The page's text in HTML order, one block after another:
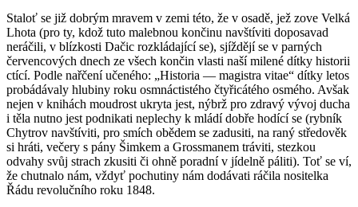
Staloť se již dobrým mravem v zemi této, že v osadě, jež zove Velká
Lhota (pro ty, kdož tuto malebnou končinu navštíviti doposavad
neráčili, v blízkosti Dačic rozkládající se), sjíždějí se v parných
červencových dnech ze všech končin vlasti naší milené dítky historii
ctící. Podle nařčení učeného: „Historia — magistra vitae“ dítky letos
probádávaly hlubiny roku osmnáctistého čtyřicátého osmého. Avšak
nejen v knihách moudrost ukryta jest, nýbrž pro zdravý vývoj ducha
i těla nutno jest podnikati neplechy k mládí dobře hodící se (rybník
Chytrov navštíviti, pro smích obědem se zadusiti, na raný středověk
si hráti, večery s pány Šimkem a Grossmanem tráviti, stezkou
odvahy svůj strach zkusiti či ohně poradní v jídelně páliti). Toť se ví,
že chutnalo nám, vždyť pochutiny nám dodávati ráčila nositelka
Řádu revolučního roku 1848.